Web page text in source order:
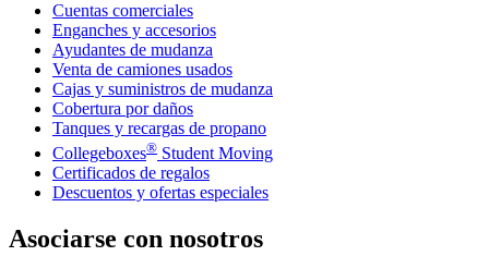
Cuentas comerciales
Enganches y accesorios
Ayudantes de mudanza
Venta de camiones usados
Cajas y suministros de mudanza
Cobertura por daños
Tanques y recargas de propano
Collegeboxes® Student Moving
Certificados de regalos
Descuentos y ofertas especiales
Asociarse con nosotros